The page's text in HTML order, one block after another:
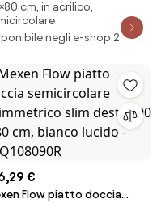
asimmetrico slim
90 x 80 cm, bianco
- 46Q108090L
cm, in acrilico,
negli e-shop 2
€
Flow piatto doccia